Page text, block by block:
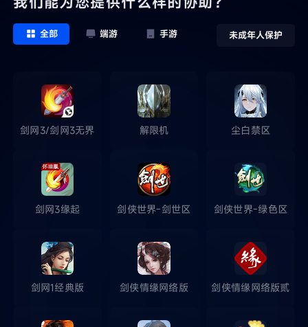
全部 端游 手游 未成年人保护
剑网3/剑网3无界 解限机 尘白禁区
剑网3缘起 剑侠世界-剑世区 剑侠世界-绿色区
剑网1经典版 剑侠情缘网络版 剑侠情缘网络版贰